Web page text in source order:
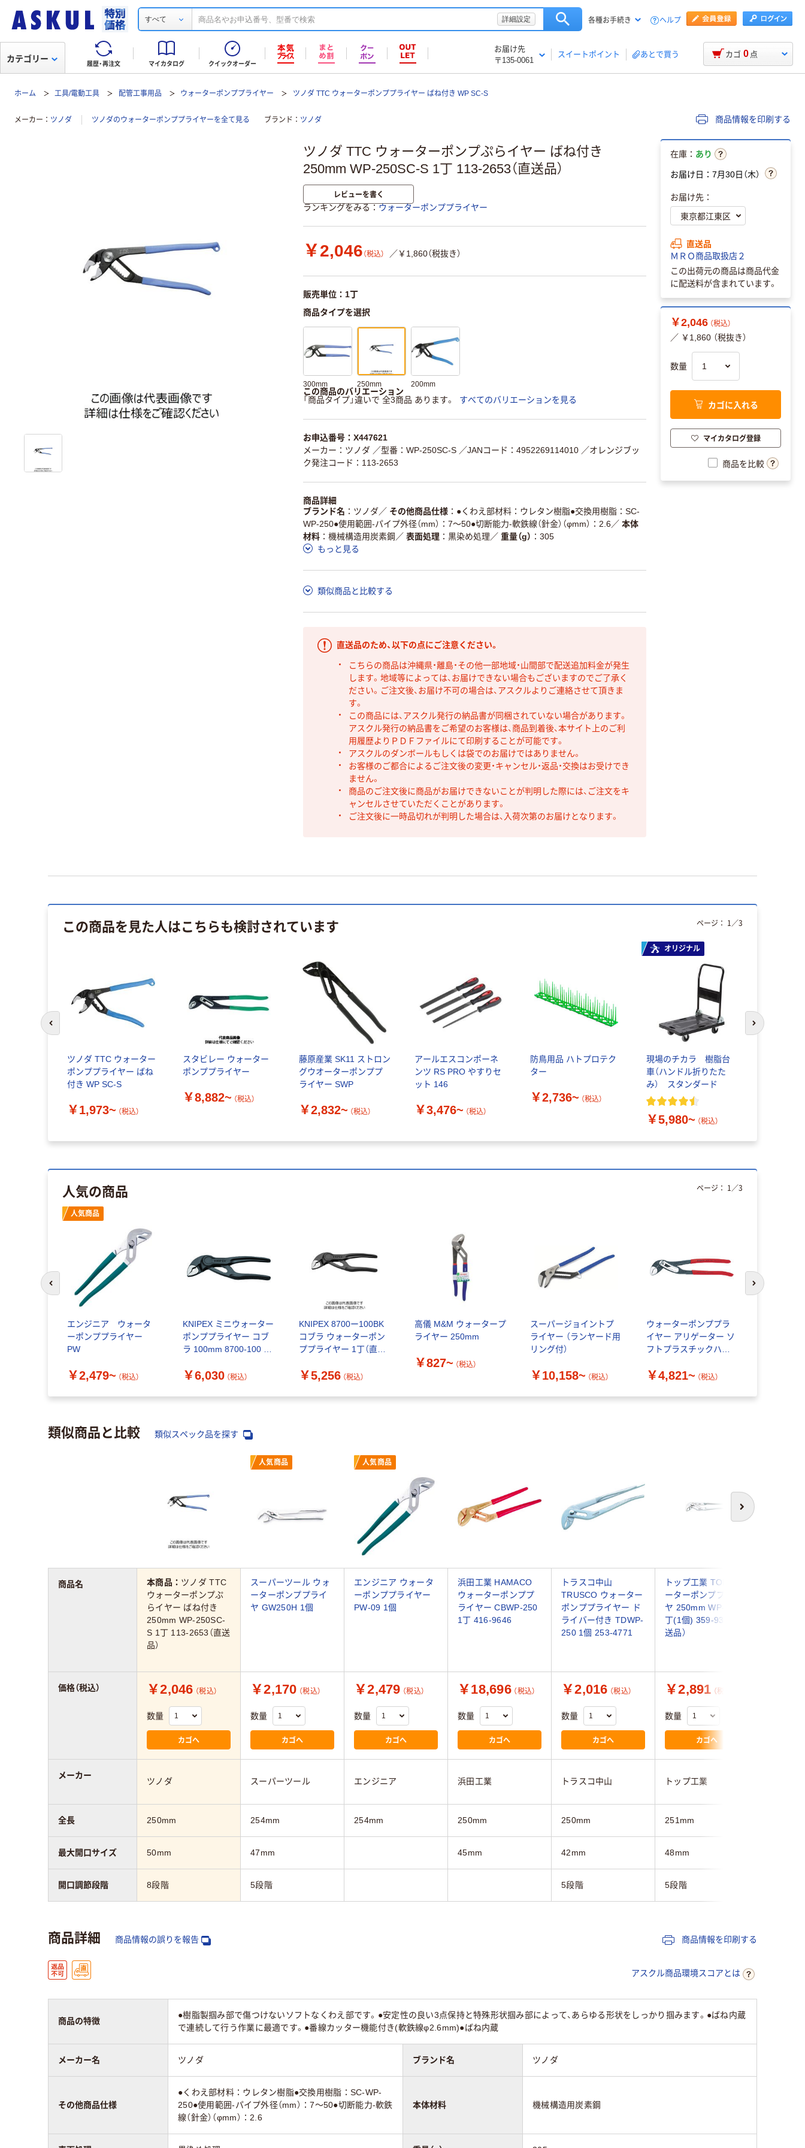
すべて 詳細設定 各種お手続き ヘルプ
履歴・再注文 マイカタログ クイックオーダー
お届け先
〒135-0061
スイートポイント あとで買う
カテゴリー カゴ 0 点
ホーム 工具/電動工具 配管工事用品 ウォーターポンププライヤー ツノダ TTC ウォーターポンププライヤー ばね付き WP SC-S
メーカー ツノダ ツノダのウォーターポンププライヤーを全て見る ブランド ツノダ 商品情報を印刷する
ツノダ TTC ウォーターポンプぷらイヤー ばね付き
250mm WP-250SC-S 1丁 113-2653（直送品）
レビューを書く
ランキングをみる ウォーターポンププライヤー
￥2,046 （税込） ／￥1,860（税抜き）
販売単位：1丁
商品タイプを選択
300mm 250mm 200mm
この商品のバリエーション
「商品タイプ」違いで 全3商品 あります。
すべてのバリエーションを見る
お申込番号：X447621
メーカー：ツノダ ／型番：WP-250SC-S ／JANコード：4952269114010 ／オレンジブッ
ク発注コード：113-2653
商品詳細
ブランド名
ツノダ／ その他商品仕様
●くわえ部材料：ウレタン樹脂●交換用樹脂：SC-
WP-250●使用範囲-パイプ外径（mm）：7～50●切断能力-軟鉄線（針金）（φmm）：2.6／ 本体
材料
機械構造用炭素鋼 ／ 表面処理 黒染め処理 ／ 重量（g）
305
もっと見る
類似商品と比較する
直送品のため、以下の点にご注意ください。
こちらの商品は沖縄県・離島・その他一部地域・山間部で配送追加料金が発生
します。地域等によっては、お届けできない場合もございますのでご了承く
ださい。ご注文後、お届け不可の場合は、アスクルよりご連絡させて頂きま
す。
この商品には、アスクル発行の納品書が同梱されていない場合があります。
アスクル発行の納品書をご希望のお客様は、商品到着後、本サイト上のご利
用履歴よりＰＤＦファイルにて印刷することが可能です。
アスクルのダンボールもしくは袋でのお届けではありません。
お客様のご都合によるご注文後の変更・キャンセル・返品・交換はお受けでき
ません。
商品のご注文後に商品がお届けできないことが判明した際には、ご注文をキ
ャンセルさせていただくことがあります。
ご注文後に一時品切れが判明した場合は、入荷次第のお届けとなります。
在庫： あり
お届け日：7月30日（木）
お届け先：
直送品
ＭＲＯ商品取扱店２
この出荷元の商品は商品代金
に配送料が含まれています。
￥2,046 （税込）
／ ￥1,860 （税抜き）
数量
カゴに入れる
マイカタログ登録
商品を比較
この商品を見た人はこちらも検討されています
ツノダ TTC ウォーター
ポンププライヤー ばね
付き WP SC-S
￥1,973~ （税込）
スタビレー ウォーター
ポンププライヤー
￥8,882~ （税込）
藤原産業 SK11 ストロン
グウオーターポンププ
ライヤー SWP
￥2,832~ （税込）
アールエスコンポーネ
ンツ RS PRO やすりセ
ット 146
￥3,476~ （税込）
防鳥用品 ハトプロテク
ター
￥2,736~ （税込）
オリジナル
現場のチカラ 樹脂台
車（ハンドル折りたた
み） スタンダード
￥5,980~ （税込）
ページ： 1 ／3
前のスライドへ 次のスライド
人気の商品
人気商品
エンジニア ウォータ
ーポンププライヤー
PW
￥2,479~ （税込）
KNIPEX ミニウォーター
ポンププライヤー コブ
ラ 100mm 8700-100 1
￥6,030 （税込）
KNIPEX 8700ー100BK
コブラ ウォーターポン
ププライヤー 1丁（直送
￥5,256 （税込）
高儀 M&M ウォータープ
ライヤー 250mm
￥827~ （税込）
スーパージョイントプ
ライヤー （ランヤード用
リング付）
￥10,158~ （税込）
ウォーターポンププラ
イヤー アリゲーター ソ
フトプラスチックハン
￥4,821~ （税込）
ページ： 1 ／3
前のスライドへ 次のスライド
類似商品と比較 類似スペック品を探す
次へ
人気商品 人気商品
本商品： ツノダ TTC
ウォーターポンプぷ
らイヤー ばね付き
250mm WP-250SC-
S 1丁 113-2653（直送
品）
スーパーツール ウォ
ーターポンププライ
ヤ GW250H 1個
エンジニア ウォータ
ーポンププライヤー
PW-09 1個
浜田工業 HAMACO
ウォーターポンププ
ライヤー CBWP-250
1丁 416-9646
トラスコ中山
TRUSCO ウォーター
ポンププライヤー ド
ライバー付き TDWP-
250 1個 253-4771
トップ工業 TOP ウォ
ーターポンププライ
ヤ 250mm WP-250 1
丁(1個) 359-9353（直
送品）
￥2,046 （税込）
数量
カゴへ
￥2,170 （税込）
数量
カゴへ
￥2,479 （税込）
数量
カゴへ
￥18,696 （税込）
数量
カゴへ
￥2,016 （税込）
数量
カゴへ
￥2,891 （税込）
数量
カゴへ
ツノダ スーパーツール エンジニア 浜田工業 トラスコ中山 トップ工業
250mm 254mm 254mm 250mm 250mm 251mm
50mm 47mm 45mm 42mm 48mm
8段階 5段階 5段階 5段階
商品名
価格（税込）
メーカー
全長
最大開口サイズ
開口調節段階
商品詳細 商品情報の誤りを報告 商品情報を印刷する
アスクル商品環境スコアとは
商品の特徴
●樹脂製掴み部で傷つけないソフトなくわえ部です。●安定性の良い3点保持と特殊形状掴み部によって、あらゆる形状をしっかり掴みます。●ばね内蔵
で連続して行う作業に最適です。●番線カッター機能付き(軟鉄線φ2.6mm)●ばね内蔵
メーカー名 ツノダ ブランド名 ツノダ
その他商品仕様
●くわえ部材料：ウレタン樹脂●交換用樹脂：SC-WP-
250●使用範囲-パイプ外径（mm）：7～50●切断能力-軟鉄
線（針金）（φmm）：2.6
本体材料 機械構造用炭素鋼